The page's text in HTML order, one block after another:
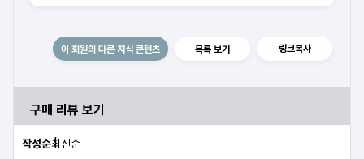
이 회원의 다른 지식 콘텐츠 목록 보기 링크복사
구매 리뷰 보기
작성순최신순